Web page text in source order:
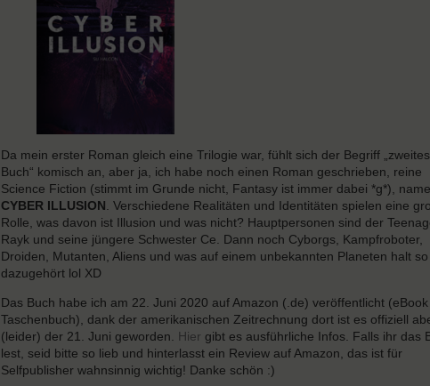
Da mein erster Roman gleich eine Trilogie war, fühlt sich der Begriff „zweites
Buch“ komisch an, aber ja, ich habe noch einen Roman geschrieben, reine
Science Fiction (stimmt im Grunde nicht, Fantasy ist immer dabei *g*),
CYBER ILLUSION . Verschiedene Realitäten und Identitäten spielen eine
Rolle, was davon ist Illusion und was nicht? Hauptpersonen sind der
Rayk und seine jüngere Schwester Ce. Dann noch Cyborgs, Kampfroboter,
Droiden, Mutanten, Aliens und was auf einem unbekannten Planeten halt so
dazugehört lol XD
Das Buch habe ich am 22. Juni 2020 auf Amazon (.de) veröffentlicht
Taschenbuch), dank der amerikanischen Zeitrechnung dort ist es offiziell
(leider) der 21. Juni geworden. Hier gibt es ausführliche Infos. Falls ihr das
lest, seid bitte so lieb und hinterlasst ein Review auf Amazon, das ist für
Selfpublisher wahnsinnig wichtig! Danke schön :)